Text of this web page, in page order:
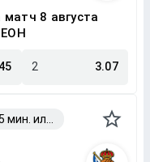
матч 8 августа
2 3.07